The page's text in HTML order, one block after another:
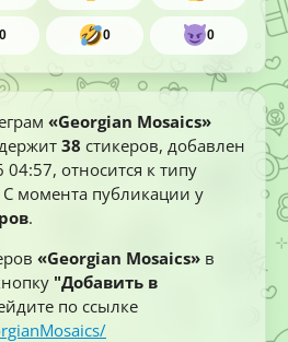
0 0 0
«Georgian Mosaics»
38 стикеров, добавлен
04:57, относится к типу
С момента публикации у
.
«Georgian Mosaics» в
"Добавить в
по ссылке